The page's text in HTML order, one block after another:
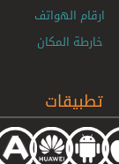
ارقام الهواتف
خارطة المكان
تطبيقات